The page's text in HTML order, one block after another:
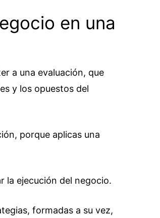
en una
a una evaluación, que
y los opuestos del
porque aplicas una
la ejecución del negocio.
formadas a su vez,